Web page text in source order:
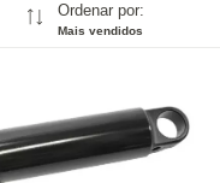
Ordenar por:
Mais vendidos